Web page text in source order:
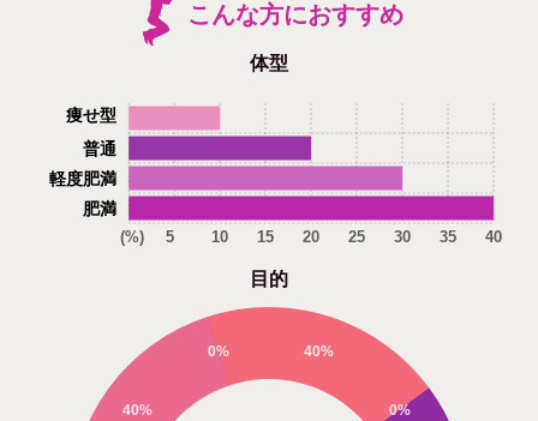
こんな方におすすめ
体型
肥満
軽度肥満
普通
痩せ型
(%) 5 10 15 20 25 30 35 40
目的
40%
0% 40%
0%